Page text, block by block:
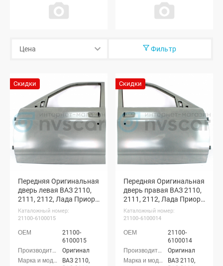
Фильтр
Скидки
Передняя Оригинальная
дверь левая ВАЗ 2110,
2111, 2112, Лада Приора
(неокрашенная)
Каталожный номер:
21100-6100015
21100-
6100015
Оригинал
ВАЗ 2110,
Скидки
Передняя Оригинальная
дверь правая ВАЗ 2110,
2111, 2112, Лада Приора
(неокрашенная)
Каталожный номер:
21100-6100014
21100-
6100014
Оригинал
ВАЗ 2110,